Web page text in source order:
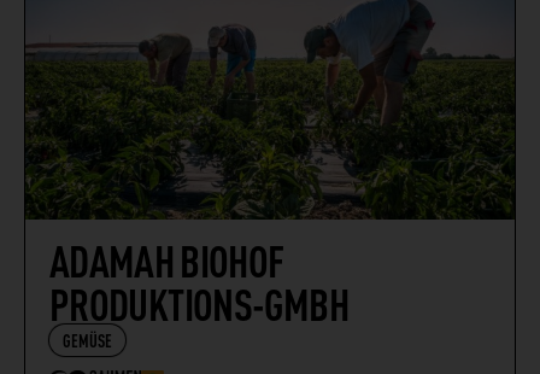
ADAMAH BIOHOF
PRODUKTIONS-GMBH
GEMÜSE